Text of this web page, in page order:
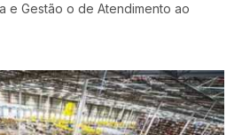
e Gestão o de Atendimento ao